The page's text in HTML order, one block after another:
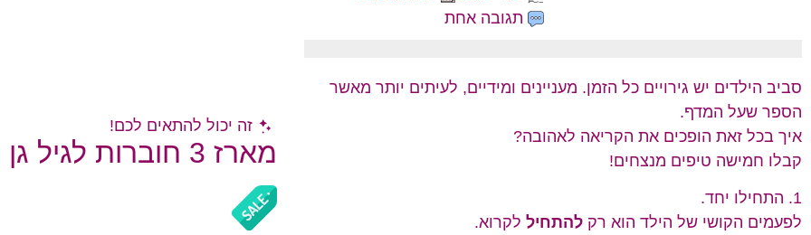
תגובה אחת
סביב הילדים יש גירויים כל הזמן. מעניינים ומידיים, לעיתים יותר מאשר
הספר שעל המדף.
איך בכל זאת הופכים את הקריאה לאהובה?
קבלו חמישה טיפים מנצחים!
1. התחילו יחד.
לפעמים הקושי של הילד הוא רק להתחיל לקרוא.
זה יכול להתאים לכם!
מארז 3 חוברות לגיל גן